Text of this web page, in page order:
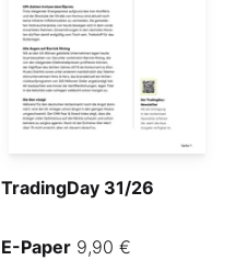
TradingDay 31/26
E-Paper 9,90 €